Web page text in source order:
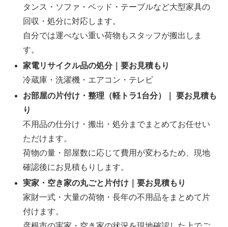
タンス・ソファ・ベッド・テーブルなど大型家具の
回収・処分に対応します。
自分では運べない重い荷物もスタッフが搬出しま
す。
家電リサイクル品の処分｜要お見積もり
冷蔵庫・洗濯機・エアコン・テレビ
お部屋の片付け・整理（軽トラ1台分）｜
要お見積も
り
不用品の仕分け・搬出・処分までまとめてお任せい
ただけます。
荷物の量・部屋数に応じて費用が変わるため、現地
確認後にお見積もりします。
実家・空き家の丸ごと片付け｜要お見積もり
家財一式・大量の荷物・長年の不用品をまとめて片
付けます。